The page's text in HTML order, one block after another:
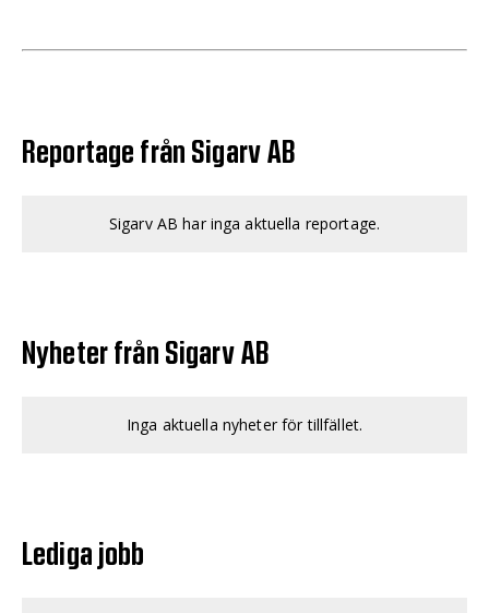
Reportage från Sigarv AB
Sigarv AB har inga aktuella reportage.
Nyheter från Sigarv AB
Inga aktuella nyheter för tillfället.
Lediga jobb